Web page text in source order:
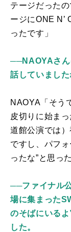
テージだった
ージにONE N ’
ったです」
──NAOYAさん
話していました
NAOYA「そう
皮切りに始ま
道館公演では
ですし、パフ
ったな”と思っ
──ファイナル
場に集まった
のそばにいる
した。